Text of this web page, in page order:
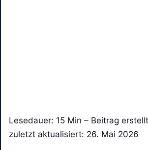
Lesedauer: 15 Min – Beitrag
zuletzt aktualisiert: 26. Mai 2026